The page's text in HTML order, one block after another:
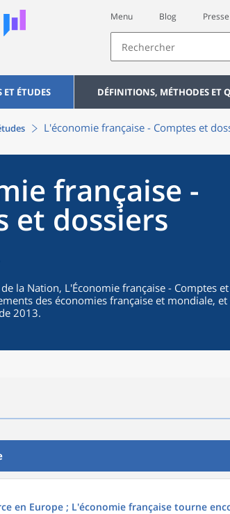
Menu Blog Presse
ET ÉTUDES DÉFINITIONS, MÉTHODES ET
L'économie française - Comptes et
française -
et dossiers
la Nation, L'Économie française - Comptes
des économies française et mondiale, et
2013.
en Europe ; L'économie française tourne